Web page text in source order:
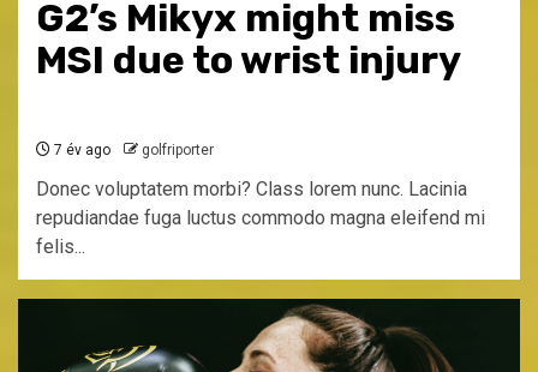
G2’s Mikyx might miss
MSI due to wrist injury
7 év ago golfriporter
Donec voluptatem morbi? Class lorem nunc. Lacinia
repudiandae fuga luctus commodo magna eleifend mi
felis...